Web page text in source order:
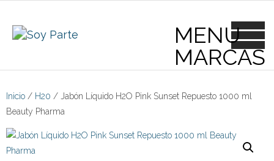
content
Inicio / H20 / Jabón Líquido H2O Pink Sunset Repuesto 1000 ml
Beauty Pharma